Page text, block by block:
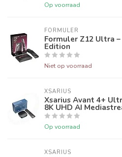
Op voorraad
FORMULER
Formuler Z12 Ultra –
Edition
Niet op voorraad
XSARIUS
Xsarius Avant 4+
8K UHD AI
Op voorraad
XSARIUS